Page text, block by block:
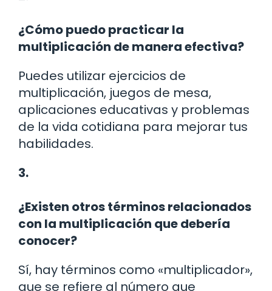
¿Cómo puedo practicar la
multiplicación de manera efectiva?
Puedes utilizar ejercicios de
multiplicación, juegos de mesa,
aplicaciones educativas y problemas
de la vida cotidiana para mejorar tus
habilidades.
3.
¿Existen otros términos relacionados
con la multiplicación que debería
conocer?
Sí, hay términos como «multiplicador»,
que se refiere al número que